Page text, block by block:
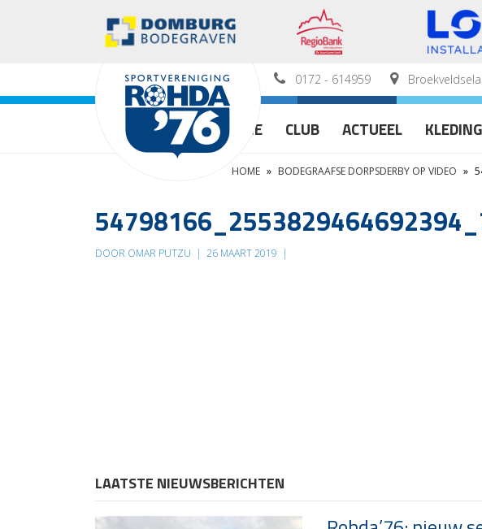
0172 - 614959
HOME CLUB ACTUEEL
HOME » BODEGRAAFSE DORPSDERBY OP VIDEO »
DOOR OMAR PUTZU | 26 MAART 2019 |
LAATSTE NIEUWSBERICHTEN